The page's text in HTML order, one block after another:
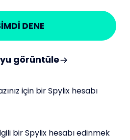
DENE
görüntüle
için bir Spylix hesabı
bir Spylix hesabı edinmek